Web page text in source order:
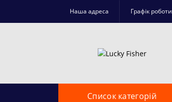
Наша адреса Графік роботи
Список категорій